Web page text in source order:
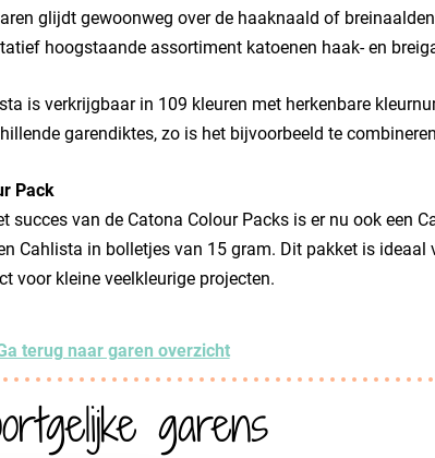
glijdt gewoonweg over de haaknaald of
hoogstaande assortiment katoenen haak- en
is verkrijgbaar in 109 kleuren met herkenbare
garendiktes, zo is het bijvoorbeeld te
Pack
succes van de Catona Colour Packs is er nu ook een
Cahlista in bolletjes van 15 gram. Dit pakket is
voor kleine veelkleurige projecten.
terug naar garen overzicht
garens